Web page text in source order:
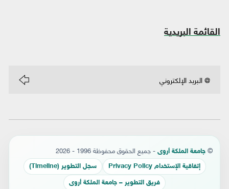
القائمة البريدية
© جامعة الملكة أروى - جميع الحقوق محفوظة 1996 - 2026
إتفاقية الإستخدام Privacy Policy سجل التطوير (Timeline)
فريق التطوير – جامعة الملكة أروى